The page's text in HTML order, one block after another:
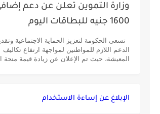
وزارة التموين تعلن عن دعم
1600 جنيه للبطاقات اليوم
تسعى الحكومة لتعزيز الحماية الاجتماعية
الدعم اللازم للمواطنين لمواجهة ارتفاع تكاليف
المعيشة، حيث تم الإعلان عن زيادة قيمة منحة
الإبلاغ عن إساءة الاستخدام